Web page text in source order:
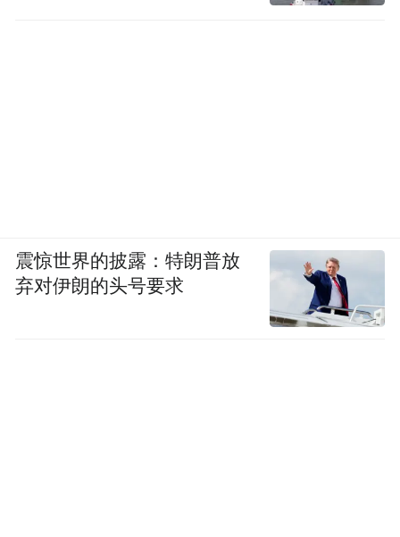
震惊世界的披露：特朗普放
弃对伊朗的头号要求